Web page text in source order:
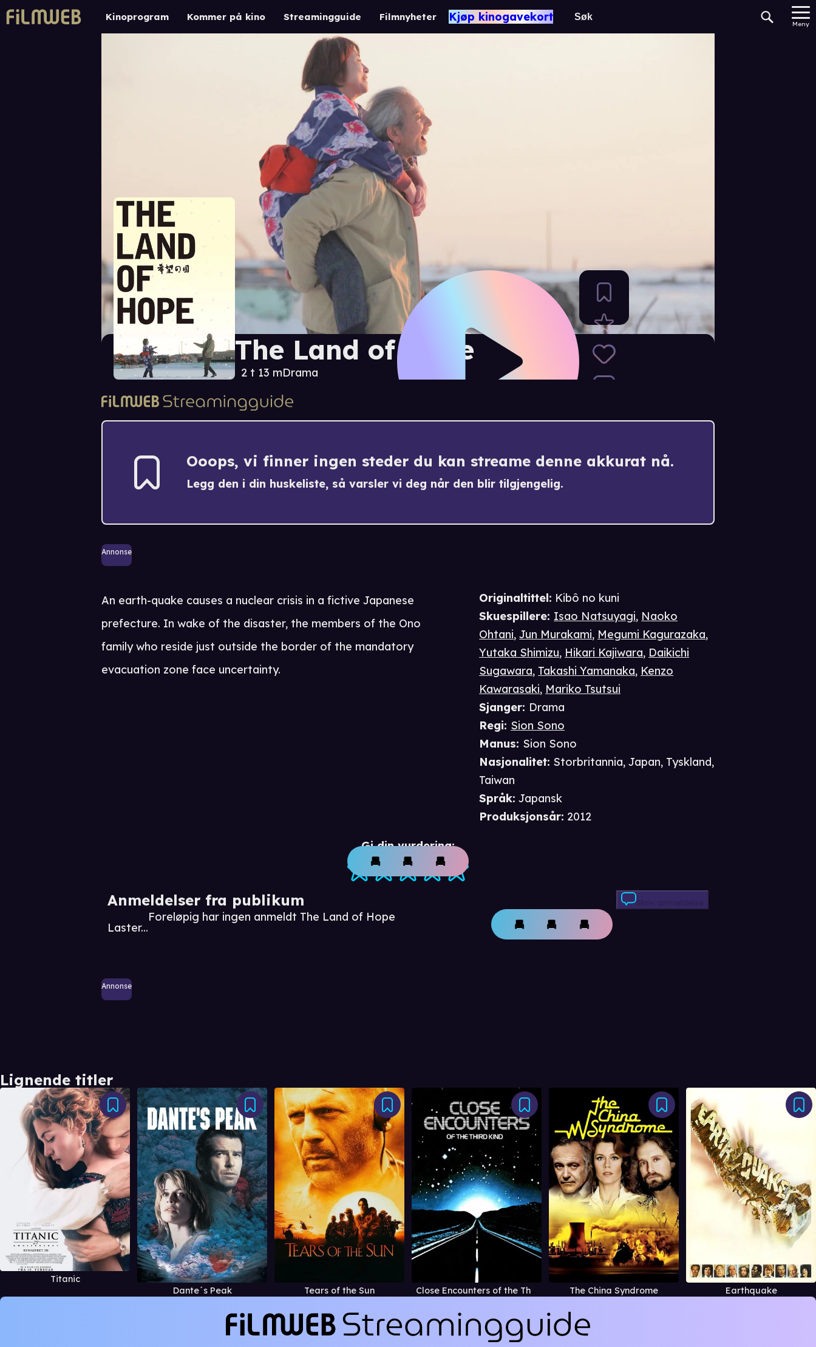
Kinoprogram Kommer på kino Streamingguide Filmnyheter Kjøp kinogavekort
Meny
The Land of Hope
2 t 13 mDrama
Ooops, vi finner ingen steder du kan streame denne akkurat nå.
Legg den i din huskeliste, så varsler vi deg når den blir tilgjengelig.
Annonse
Gi din vurdering:
Anmeldelser fra publikum
Laster...
Foreløpig har ingen anmeldt The Land of Hope
Skriv anmeldelse
Annonse
Originaltittel: Kibô no kuni
Skuespillere: Isao Natsuyagi, Naoko
Ohtani,Jun Murakami, Megumi Kagurazaka,
Yutaka Shimizu, Hikari Kajiwara, Daikichi
Sugawara, Takashi Yamanaka, Kenzo
Kawarasaki, Mariko Tsutsui
Sjanger: Drama
Regi: Sion Sono
Manus: Sion Sono
Nasjonalitet: Storbritannia, Japan, Tyskland,
Taiwan
Språk: Japansk
Produksjonsår: 2012
An earth-quake causes a nuclear crisis in a fictive Japanese
prefecture. In wake of the disaster, the members of the Ono
family who reside just outside the border of the mandatory
evacuation zone face uncertainty.
Lignende titler
Titanic
Dante´s Peak
Tears of the Sun Close Encounters of the Third Kind (Director's Cut) The China Syndrome Earthquake